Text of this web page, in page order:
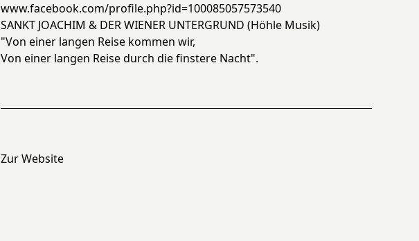
www.facebook.com/profile.php?id=100085057573540
SANKT JOACHIM & DER WIENER UNTERGRUND (Höhle Musik)
"Von einer langen Reise kommen wir,
Von einer langen Reise durch die finstere Nacht".
Zur Website